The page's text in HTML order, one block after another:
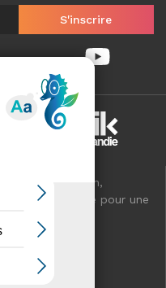
au quotidien,
de Normandie pour une
CCI